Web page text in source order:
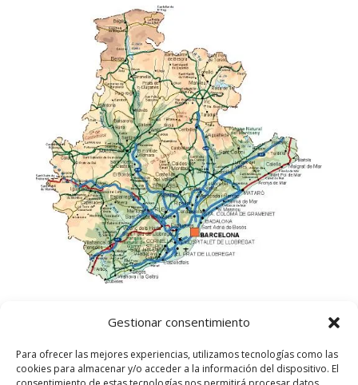
Gestionar consentimiento
Para ofrecer las mejores experiencias, utilizamos tecnologías como las
cookies para almacenar y/o acceder a la información del dispositivo. El